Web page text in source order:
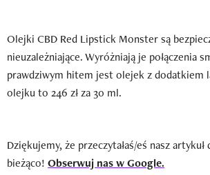
Olejki CBD Red Lipstick Monster są
nieuzależniające. Wyróżniają je połączenia
prawdziwym hitem jest olejek z dodatkiem
olejku to 246 zł za 30 ml.
Dziękujemy, że przeczytałaś/eś nasz artykuł
bieżąco! Obserwuj nas w Google.